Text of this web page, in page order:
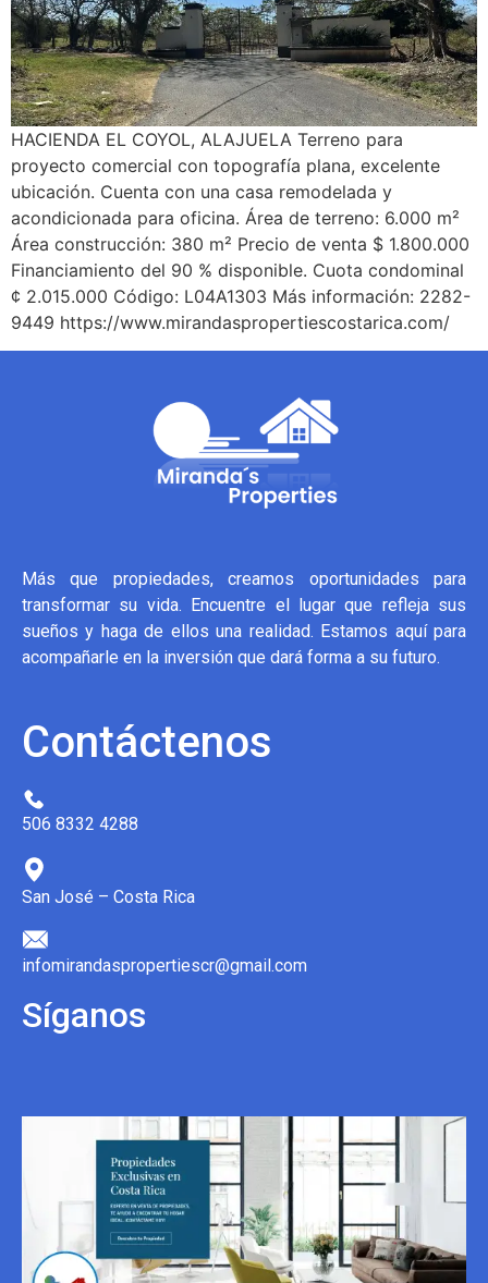
HACIENDA EL COYOL, ALAJUELA Terreno para
proyecto comercial con topografía plana, excelente
ubicación. Cuenta con una casa remodelada y
acondicionada para oficina. Área de terreno: 6.000 m²
Área construcción: 380 m² Precio de venta $ 1.800.000
Financiamiento del 90 % disponible. Cuota condominal
¢ 2.015.000 Código: L04A1303 Más información: 2282-
9449 https://www.mirandaspropertiescostarica.com/
Más que propiedades, creamos oportunidades para
transformar su vida. Encuentre el lugar que refleja sus
sueños y haga de ellos una realidad. Estamos aquí para
acompañarle en la inversión que dará forma a su futuro.
Contáctenos
506 8332 4288
San José – Costa Rica
infomirandaspropertiescr@gmail.com
Síganos